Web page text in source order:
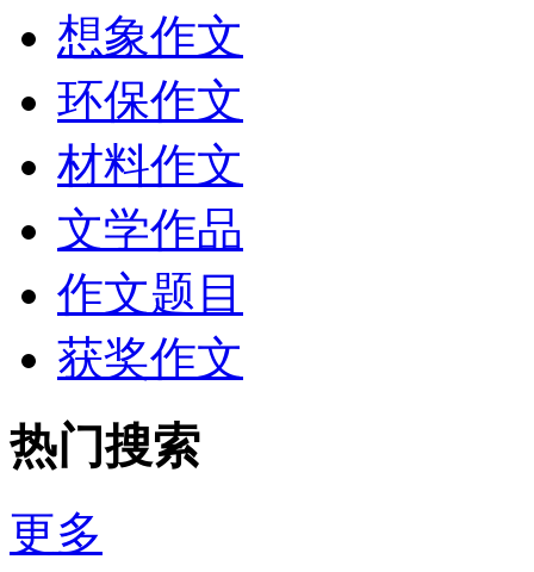
想象作文
环保作文
材料作文
文学作品
作文题目
获奖作文
热门搜索
更多